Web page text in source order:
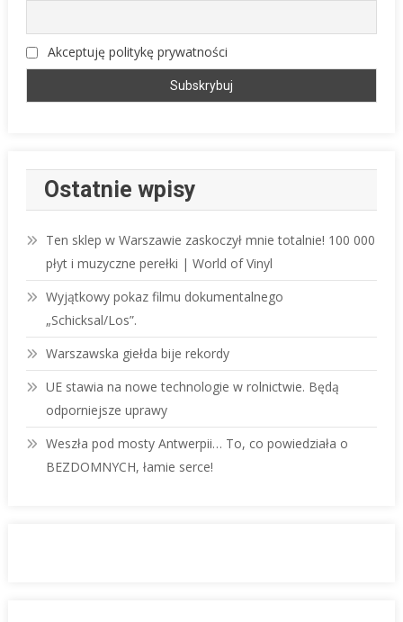
Akceptuję politykę prywatności
Ostatnie wpisy
Ten sklep w Warszawie zaskoczył mnie totalnie! 100 000
płyt i muzyczne perełki | World of Vinyl
Wyjątkowy pokaz filmu dokumentalnego
„Schicksal/Los”.
Warszawska giełda bije rekordy
UE stawia na nowe technologie w rolnictwie. Będą
odporniejsze uprawy
Weszła pod mosty Antwerpii… To, co powiedziała o
BEZDOMNYCH, łamie serce!